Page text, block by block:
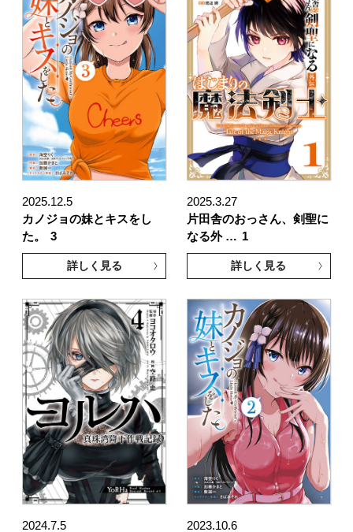
2025.12.5
カノジョの妹とキスをし
た。
3
詳しく見る
2025.3.27
片田舎のおっさん、剣聖に
なる外 … 1
詳しく見る
2024.7.5 2023.10.6